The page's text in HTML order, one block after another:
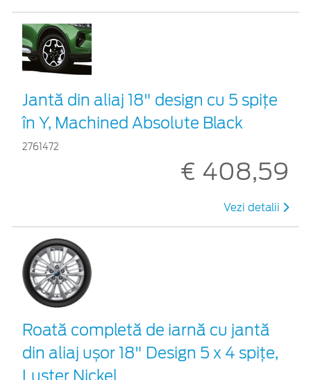
Jantă din aliaj 18" design cu 5 spițe
în Y, Machined Absolute Black
2761472
€ 408,59
Vezi detalii
Roată completă de iarnă cu jantă
din aliaj ușor 18" Design 5 x 4 spițe,
Luster Nickel